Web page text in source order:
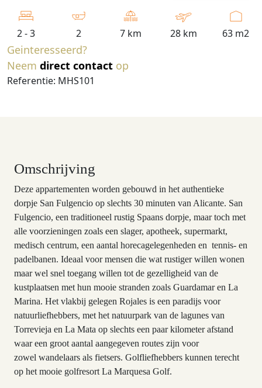
2 - 3 2 7 km 28 km 63 m2
Geinteresseerd?
Neem direct contact op
Referentie: MHS101
Omschrijving
Deze appartementen worden gebouwd in het authentieke
dorpje San Fulgencio op slechts 30 minuten van Alicante. San
Fulgencio, een traditioneel rustig Spaans dorpje, maar toch met
alle voorzieningen zoals een slager, apotheek, supermarkt,
medisch centrum, een aantal horecagelegenheden en tennis- en
padelbanen. Ideaal voor mensen die wat rustiger willen wonen
maar wel snel toegang willen tot de gezelligheid van de
kustplaatsen met hun mooie stranden zoals Guardamar en La
Marina. Het vlakbij gelegen Rojales is een paradijs voor
natuurliefhebbers, met het natuurpark van de lagunes van
Torrevieja en La Mata op slechts een paar kilometer afstand
waar een groot aantal aangegeven routes zijn voor
zowel wandelaars als fietsers. Golfliefhebbers kunnen terecht
op het mooie golfresort La Marquesa Golf.